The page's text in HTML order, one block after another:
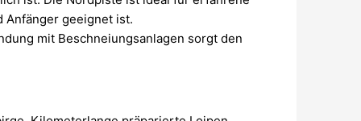
Anfänger geeignet ist.
mit Beschneiungsanlagen sorgt den